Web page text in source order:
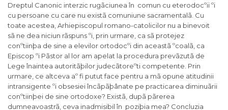
Dreptul Canonic interzic rugãciunea în comun cu eterodocºii ºi
cu persoane cu care nu existã comuniune sacramentalã. Cu
toate acestea, Arhiepiscopul romano-catolicilor nu a binevoit
sã ne dea niciun rãspuns ºi, prin urmare, ca sã protejez
conºtiinþa de sine a elevilor ortodocºi din aceastã ºcoalã, ca
Episcop ºi Pãstor al lor am apelat la procedura prevãzutã de
Lege înaintea autoritãþilor judecãtoreºti competente. Prin
urmare, ce altceva aº fi putut face pentru a mã opune atitudinii
intransigente ºi obsesiei încãpãþânate pe practicarea diminuãrii
conºtiinþei de sine ortodoxe? Existã, dupã pãrerea
dumneavoastrã, ceva inadmisibil în poziþia mea? Concluzia